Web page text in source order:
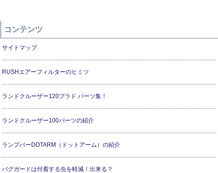
コンテンツ
サイトマップ
RUSHエアーフィルターのヒミツ
ランドクルーザー120プラド パーツ集！
ランドクルーザー100パーツの紹介
ランプバーDOTARM（ドットアーム）の紹介
バグガードは付着する虫を軽減！出来る？